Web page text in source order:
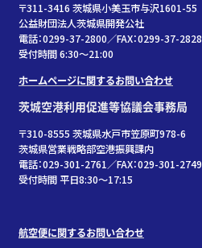
〒311-3416 茨城県小美玉市与沢1601-55
公益財団法人茨城県開発公社
電話：0299-37-2800／FAX：0299-37-2828
受付時間 6:30〜21:00
ホームページに関するお問い合わせ
茨城空港利用促進等協議会事務局
〒310-8555 茨城県水戸市笠原町978-6
茨城県営業戦略部空港振興課内
電話：029-301-2761／FAX：029-301-2749
受付時間 平日8:30～17:15
航空便に関するお問い合わせ